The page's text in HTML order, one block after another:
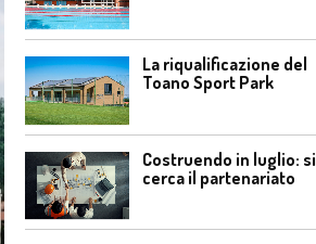
La riqualificazione del
Toano Sport Park
Costruendo in luglio: si
cerca il partenariato